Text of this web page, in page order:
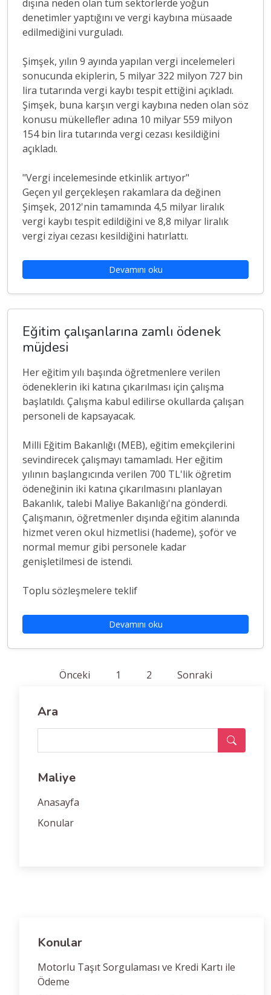
dışına neden olan tüm sektörlerde yoğun
denetimler yaptığını ve vergi kaybına müsaade
edilmediğini vurguladı.
Şimşek, yılın 9 ayında yapılan vergi incelemeleri
sonucunda ekiplerin, 5 milyar 322 milyon 727 bin
lira tutarında vergi kaybı tespit ettiğini açıkladı.
Şimşek, buna karşın vergi kaybına neden olan söz
konusu mükellefler adına 10 milyar 559 milyon
154 bin lira tutarında vergi cezası kesildiğini
açıkladı.
"Vergi incelemesinde etkinlik artıyor"
Geçen yıl gerçekleşen rakamlara da değinen
Şimşek, 2012'nin tamamında 4,5 milyar liralık
vergi kaybı tespit edildiğini ve 8,8 milyar liralık
vergi ziyaı cezası kesildiğini hatırlattı.
Devamını oku
Eğitim çalışanlarına zamlı ödenek
müjdesi
Her eğitim yılı başında öğretmenlere verilen
ödeneklerin iki katına çıkarılması için çalışma
başlatıldı. Çalışma kabul edilirse okullarda çalışan
personeli de kapsayacak.
Milli Eğitim Bakanlığı (MEB), eğitim emekçilerini
sevindirecek çalışmayı tamamladı. Her eğitim
yılının başlangıcında verilen 700 TL'lik öğretim
ödeneğinin iki katına çıkarılmasını planlayan
Bakanlık, talebi Maliye Bakanlığı'na gönderdi.
Çalışmanın, öğretmenler dışında eğitim alanında
hizmet veren okul hizmetlisi (hademe), şoför ve
normal memur gibi personele kadar
genişletilmesi de istendi.
Toplu sözleşmelere teklif
Devamını oku
Önceki 1 2 Sonraki
Ara
Maliye
Anasayfa
Konular
Konular
Motorlu Taşıt Sorgulaması ve Kredi Kartı ile
Ödeme